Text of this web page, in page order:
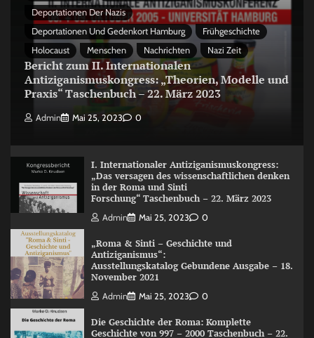
Deportationen Der Nazis
Deportationen Und Gedenkort Hamburg
Frühgeschichte
Holocaust
Menschen Nachrichten Nazi Zeit
Bericht zum II. Internationalen
Antiziganismuskongress: „Theorien, Modelle und
Praxis“ Taschenbuch – 22. März 2023
Admin Mai 25, 2023 0
I. Internationaler Antiziganismuskongress:
„Das versagen des wissenschaftlichen denken
in der Roma und Sinti
Forschung“ Taschenbuch – 22. März 2023
Admin Mai 25, 2023 0
„Roma & Sinti – Geschichte und
Antiziganismus“:
Ausstellungskatalog Gebundene Ausgabe – 18.
November 2021
Admin Mai 25, 2023 0
Die Geschichte der Roma: Komplette
Geschichte von 997 – 2000 Taschenbuch – 22.